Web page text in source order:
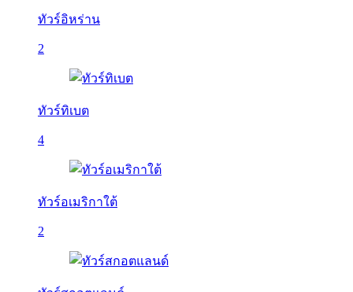
ทัวร์อิหร่าน
2
ทัวร์ทิเบต
4
ทัวร์อเมริกาใต้
2